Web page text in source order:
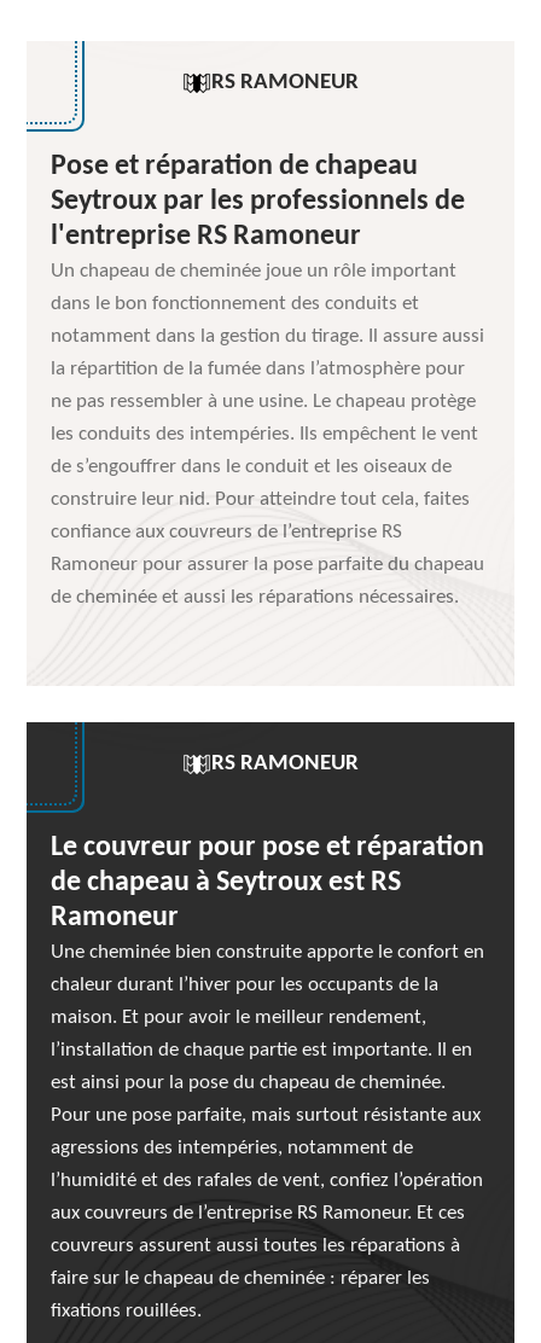
RS RAMONEUR
Pose et réparation de chapeau
Seytroux par les professionnels de
l'entreprise RS Ramoneur
Un chapeau de cheminée joue un rôle important
dans le bon fonctionnement des conduits et
notamment dans la gestion du tirage. Il assure aussi
la répartition de la fumée dans l’atmosphère pour
ne pas ressembler à une usine. Le chapeau protège
les conduits des intempéries. Ils empêchent le vent
de s’engouffrer dans le conduit et les oiseaux de
construire leur nid. Pour atteindre tout cela, faites
confiance aux couvreurs de l’entreprise RS
Ramoneur pour assurer la pose parfaite du chapeau
de cheminée et aussi les réparations nécessaires.
RS RAMONEUR
Le couvreur pour pose et réparation
de chapeau à Seytroux est RS
Ramoneur
Une cheminée bien construite apporte le confort en
chaleur durant l’hiver pour les occupants de la
maison. Et pour avoir le meilleur rendement,
l’installation de chaque partie est importante. Il en
est ainsi pour la pose du chapeau de cheminée.
Pour une pose parfaite, mais surtout résistante aux
agressions des intempéries, notamment de
l’humidité et des rafales de vent, confiez l’opération
aux couvreurs de l’entreprise RS Ramoneur. Et ces
couvreurs assurent aussi toutes les réparations à
faire sur le chapeau de cheminée : réparer les
fixations rouillées.